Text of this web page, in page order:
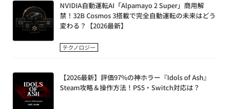
NVIDIA自動運転AI「Alpamayo 2 Super」商用解
禁！32B Cosmos 3搭載で完全自動運転の未来はどう
変わる？【2026最新】
テクノロジー
【2026最新】評価97%の神ホラー『Idols of Ash』
Steam攻略＆操作方法！PS5・Switch対応は？